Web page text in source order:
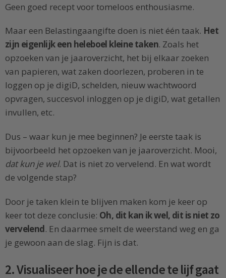
Geen goed recept voor tomeloos enthousiasme.
Maar een Belastingaangifte doen is niet één taak. Het
zijn eigenlijk een heleboel kleine taken. Zoals het
opzoeken van je jaaroverzicht, het bij elkaar zoeken
van papieren, wat zaken doorlezen, proberen in te
loggen op je digiD, schelden, nieuw wachtwoord
opvragen, succesvol inloggen op je digiD, wat getallen
invullen, etc.
Dus – waar kun je mee beginnen? Je eerste taak is
bijvoorbeeld het opzoeken van je jaaroverzicht. Mooi,
dat kun je wel. Dat is niet zo vervelend. En wat wordt
de volgende stap?
Door je taken klein te blijven maken kom je keer op
keer tot deze conclusie: Oh, dit kan ik wel, dit is niet zo
vervelend. En daarmee smelt de weerstand weg en ga
je gewoon aan de slag. Fijn is dat.
2. Visualiseer hoe je de ellende te lijf gaat